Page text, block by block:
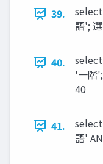
39.
語';
40.
'一階
40
41.
語'